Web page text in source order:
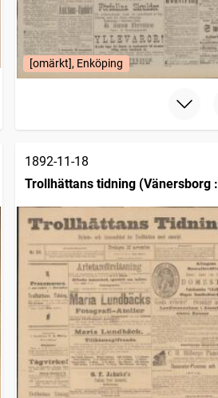
[omärkt], Enköping
1892-11-18
Trollhättans tidning (Vänersborg :
1903)